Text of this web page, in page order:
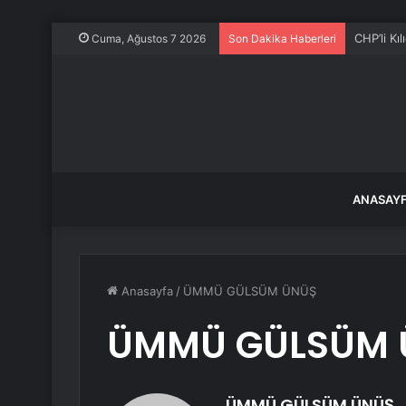
Cuma, Ağustos 7 2026 Son Dakika Haberleri CHP’li
Anasayfa / ÜMMÜ GÜLSÜM ÜNÜŞ
ÜMMÜ GÜLSÜM